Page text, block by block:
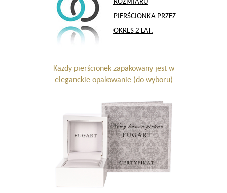
PIERŚCIONKA PRZEZ
OKRES 2 LAT.
Każdy pierścionek zapakowany jest w
eleganckie opakowanie (do wyboru)